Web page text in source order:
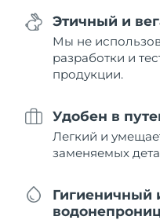
Этичный и
Мы не
разработки и
продукции.
Удобен в
Легкий и
заменяемых
Гигиеничный